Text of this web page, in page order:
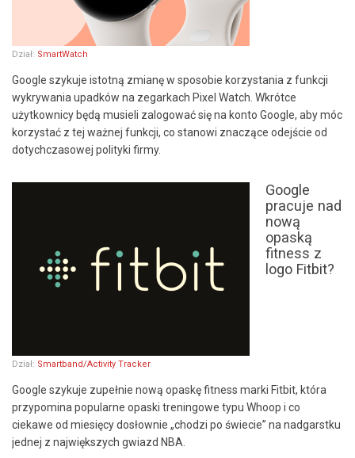
Dział: SmartWatch
Google szykuje istotną zmianę w sposobie korzystania z funkcji
wykrywania upadków na zegarkach Pixel Watch. Wkrótce
użytkownicy będą musieli zalogować się na konto Google, aby móc
korzystać z tej ważnej funkcji, co stanowi znaczące odejście od
dotychczasowej polityki firmy.
Google
pracuje nad
nową
opaską
fitness z
logo Fitbit?
Dział: Smartband/Activity Tracker
Google szykuje zupełnie nową opaskę fitness marki Fitbit, która
przypomina popularne opaski treningowe typu Whoop i co
ciekawe od miesięcy dosłownie „chodzi po świecie” na nadgarstku
jednej z największych gwiazd NBA.